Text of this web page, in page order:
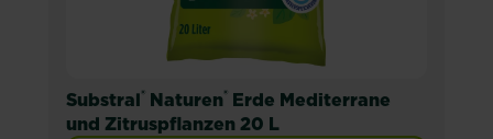
Substral® Naturen® Erde Mediterrane
und Zitruspflanzen 20 L